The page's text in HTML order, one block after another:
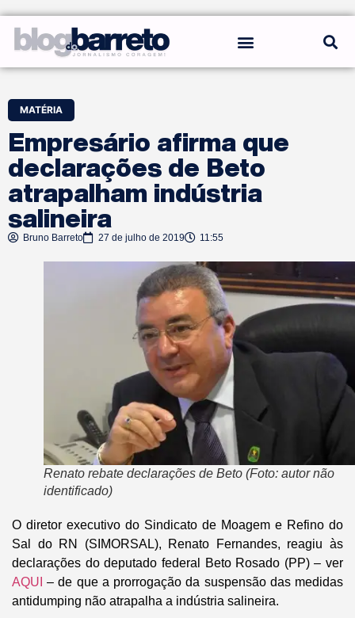
MATÉRIA
Empresário afirma que
declarações de Beto
atrapalham indústria
salineira
Bruno Barreto 27 de julho de 2019 11:55
Renato rebate declarações de Beto (Foto: autor não
identificado)
O diretor executivo do Sindicato de Moagem e Refino do
Sal do RN (SIMORSAL), Renato Fernandes, reagiu às
declarações do deputado federal Beto Rosado (PP) – ver
AQUI – de que a prorrogação da suspensão das medidas
antidumping não atrapalha a indústria salineira.